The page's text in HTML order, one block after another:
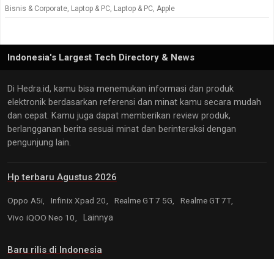
Bisnis & Corporate Laptop & PC Laptop & PC Apple
Indonesia's Largest Tech Directory & News
Di Hedra.id, kamu bisa menemukan informasi dan produk
elektronik berdasarkan referensi dan minat kamu secara mudah
dan cepat. Kamu juga dapat memberikan review produk,
berlangganan berita sesuai minat dan berinteraksi dengan
pengunjung lain.
Hp terbaru Agustus 2026
Oppo A5i, Infinix Xpad 20, Realme GT 7 5G,
Realme GT 7T,
Vivo iQOO Neo 10,
Lainnya
Baru rilis di Indonesia